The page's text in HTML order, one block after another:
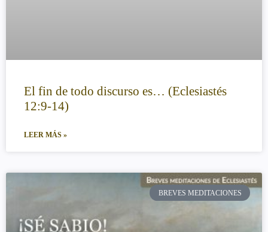
El fin de todo discurso es… (Eclesiastés
12:9-14)
LEER MÁS »
BREVES MEDITACIONES